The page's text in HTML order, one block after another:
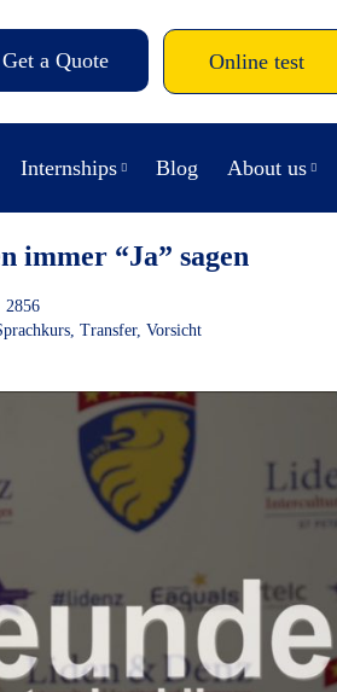
Get a Quote Online test
Internships Blog About us
immer “Ja” sagen
2856
, Transfer, Vorsicht